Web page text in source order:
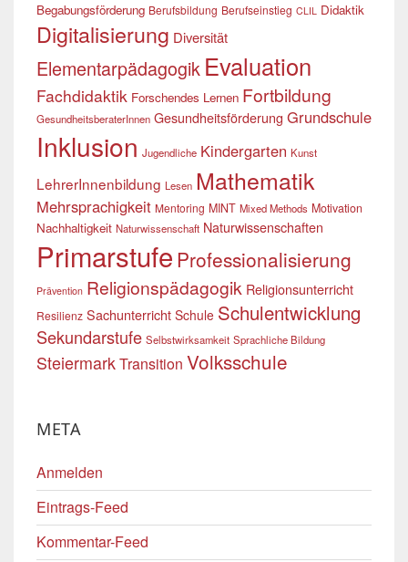
Begabungsförderung Berufsbildung Berufseinstieg CLIL Didaktik
Digitalisierung Diversität
Elementarpädagogik Evaluation
Fachdidaktik Forschendes Lernen Fortbildung
GesundheitsberaterInnen Gesundheitsförderung Grundschule
Inklusion Jugendliche Kindergarten Kunst
LehrerInnenbildung Lesen Mathematik
Mehrsprachigkeit Mentoring MINT Mixed Methods Motivation
Nachhaltigkeit Naturwissenschaft Naturwissenschaften
Primarstufe Professionalisierung
Prävention Religionspädagogik Religionsunterricht
Resilienz Sachunterricht Schule Schulentwicklung
Sekundarstufe Selbstwirksamkeit Sprachliche Bildung
SteiermarkTransition Volksschule
META
Anmelden
Eintrags-Feed
Kommentar-Feed